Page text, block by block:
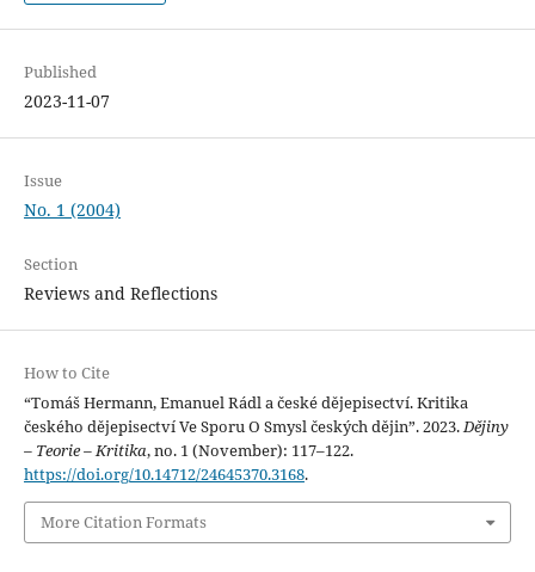
Published
2023-11-07
Issue
No. 1 (2004)
Section
Reviews and Reflections
How to Cite
“Tomáš Hermann, Emanuel Rádl a české dějepisectví. Kritika
českého dějepisectví Ve Sporu O Smysl českých dějin”. 2023.Dějiny
– Teorie – Kritika, no. 1 (November): 117–122.
https://doi.org/10.14712/24645370.3168.
More Citation Formats